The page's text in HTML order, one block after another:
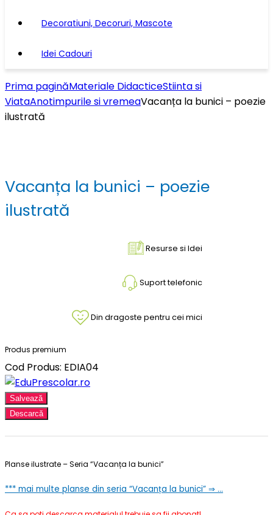
Decoratiuni, Decoruri, Mascote
Idei Cadouri
Prima paginăMateriale DidacticeStiinta si
ViataAnotimpurile si vremeaVacanța la bunici – poezie
ilustrată
Vacanța la bunici – poezie
ilustrată
Resurse si Idei
Suport telefonic
Din dragoste pentru cei mici
Produs premium
Cod Produs: EDIA04
Salvează
Descarcă
Planse ilustrate – Seria “Vacanța la bunici”
*** mai multe planse din seria “Vacanța la bunici” ⇒ …